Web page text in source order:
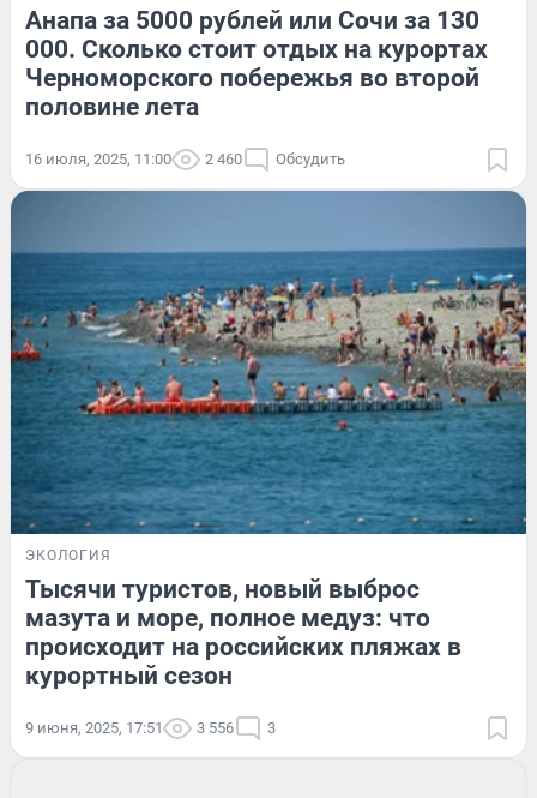
Анапа за 5000 рублей или Сочи за 130
000. Сколько стоит отдых на курортах
Черноморского побережья во второй
половине лета
16 июля, 2025, 11:00 2 460 Обсудить
ЭКОЛОГИЯ
Тысячи туристов, новый выброс
мазута и море, полное медуз: что
происходит на российских пляжах в
курортный сезон
9 июня, 2025, 17:51 3 556 3